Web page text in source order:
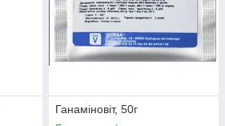
Ганаміновіт, 50г